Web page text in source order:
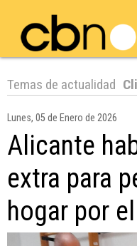
Temas de actualidad
Lunes, 05 de Enero de 2026
Alicante
extra para
hogar por